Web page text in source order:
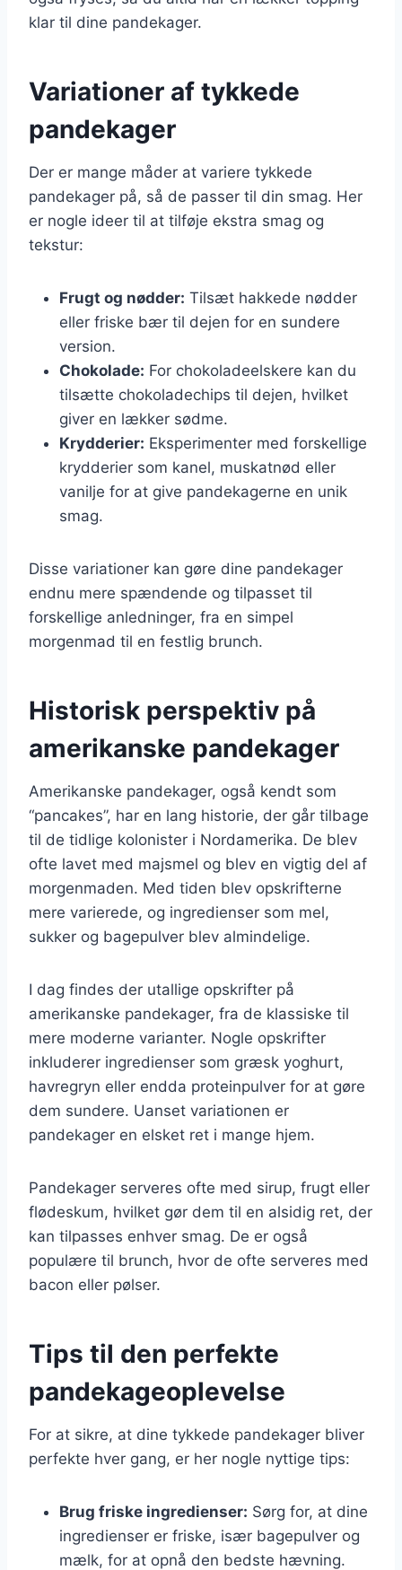
klar til dine pandekager.
Variationer af tykkede
pandekager
Der er mange måder at variere tykkede
pandekager på, så de passer til din smag. Her
er nogle ideer til at tilføje ekstra smag og
tekstur:
Frugt og nødder: Tilsæt hakkede nødder
eller friske bær til dejen for en sundere
version.
Chokolade: For chokoladeelskere kan du
tilsætte chokoladechips til dejen, hvilket
giver en lækker sødme.
Krydderier: Eksperimenter med forskellige
krydderier som kanel, muskatnød eller
vanilje for at give pandekagerne en unik
smag.
Disse variationer kan gøre dine pandekager
endnu mere spændende og tilpasset til
forskellige anledninger, fra en simpel
morgenmad til en festlig brunch.
Historisk perspektiv på
amerikanske pandekager
Amerikanske pandekager, også kendt som
“pancakes”, har en lang historie, der går tilbage
til de tidlige kolonister i Nordamerika. De blev
ofte lavet med majsmel og blev en vigtig del af
morgenmaden. Med tiden blev opskrifterne
mere varierede, og ingredienser som mel,
sukker og bagepulver blev almindelige.
I dag findes der utallige opskrifter på
amerikanske pandekager, fra de klassiske til
mere moderne varianter. Nogle opskrifter
inkluderer ingredienser som græsk yoghurt,
havregryn eller endda proteinpulver for at gøre
dem sundere. Uanset variationen er
pandekager en elsket ret i mange hjem.
Pandekager serveres ofte med sirup, frugt eller
flødeskum, hvilket gør dem til en alsidig ret, der
kan tilpasses enhver smag. De er også
populære til brunch, hvor de ofte serveres med
bacon eller pølser.
Tips til den perfekte
pandekageoplevelse
For at sikre, at dine tykkede pandekager bliver
perfekte hver gang, er her nogle nyttige tips:
Brug friske ingredienser: Sørg for, at dine
ingredienser er friske, især bagepulver og
mælk, for at opnå den bedste hævning.